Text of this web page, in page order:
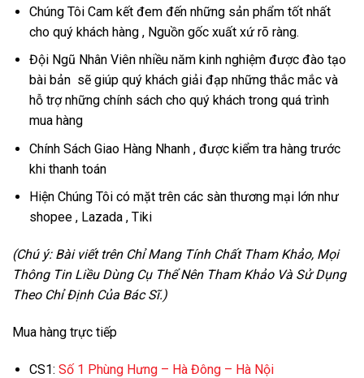
Chúng Tôi Cam kết đem đến những sản phẩm tốt nhất
cho quý khách hàng , Nguồn gốc xuất xứ rõ ràng.
Đội Ngũ Nhân Viên nhiều năm kinh nghiệm được đào tạo
bài bản sẽ giúp quý khách giải đạp những thắc mắc và
hỗ trợ những chính sách cho quý khách trong quá trình
mua hàng
Chính Sách Giao Hàng Nhanh , được kiểm tra hàng trước
khi thanh toán
Hiện Chúng Tôi có mặt trên các sàn thương mại lớn như
shopee , Lazada , Tiki
(Chú ý: Bài viết trên Chỉ Mang Tính Chất Tham Khảo, Mọi
Thông Tin Liều Dùng Cụ Thể Nên Tham Khảo Và Sử Dụng
Theo Chỉ Định Của Bác Sĩ.)
Mua hàng trực tiếp
CS1: Số 1 Phùng Hưng – Hà Đông – Hà Nội